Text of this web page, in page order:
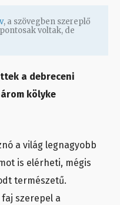
, a szövegben szereplő
voltak, de
a debreceni
kölyke
a világ legnagyobb
is elérheti, mégis
természetű.
szerepel a